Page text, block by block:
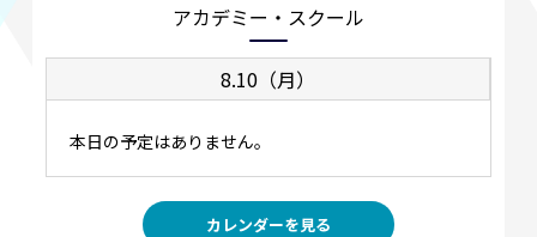
アカデミー・スクール
8.10（月）
本日の予定はありません。
カレンダーを見る